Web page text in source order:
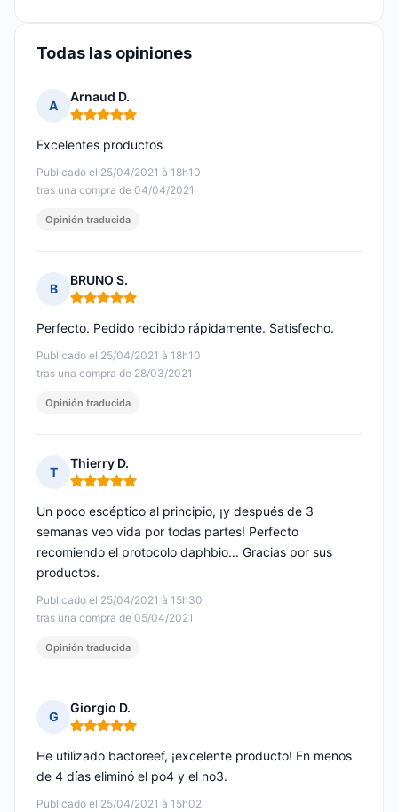
Todas las opiniones
A
Arnaud D.
Nota: 5 de 5
Publicado el 25/04/2021 à 18h10
tras una compra de 04/04/2021
Excelentes productos
Opinión traducida
B
BRUNO S.
Nota: 5 de 5
Publicado el 25/04/2021 à 18h10
tras una compra de 28/03/2021
Perfecto. Pedido recibido rápidamente. Satisfecho.
Opinión traducida
T
Thierry D.
Nota: 5 de 5
Publicado el 25/04/2021 à 15h30
tras una compra de 05/04/2021
Un poco escéptico al principio, ¡y después de 3
semanas veo vida por todas partes! Perfecto
recomiendo el protocolo daphbio... Gracias por sus
productos.
Opinión traducida
G
Giorgio D.
Nota: 5 de 5
Publicado el 25/04/2021 à 15h02
He utilizado bactoreef, ¡excelente producto! En menos
de 4 días eliminó el po4 y el no3.